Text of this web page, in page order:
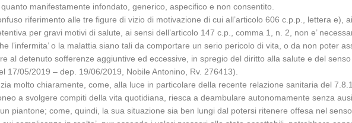
manifestamente infondato, generico, aspecifico e non consentito.
riferimento alle tre figure di vizio di motivazione di cui all’articolo 606 c.p.p., lettera e),
per gravi motivi di salute, ai sensi dell’articolo 147 c.p., comma 1, n. 2, non e’
l’infermita’ o la malattia siano tali da comportare un serio pericolo di vita, o da non poter
al detenuto sofferenze aggiuntive ed eccessive, in spregio del diritto alla salute e del senso
05/2019 – dep. 19/06/2019, Nobile Antonino, Rv. 276413).
molto chiaramente, come, alla luce in particolare della recente relazione sanitaria del
a svolgere compiti della vita quotidiana, riesca a deambulare autonomamente senza
piantone; come, quindi, la sua situazione sia ben lungi dal potersi ritenere offesa nel